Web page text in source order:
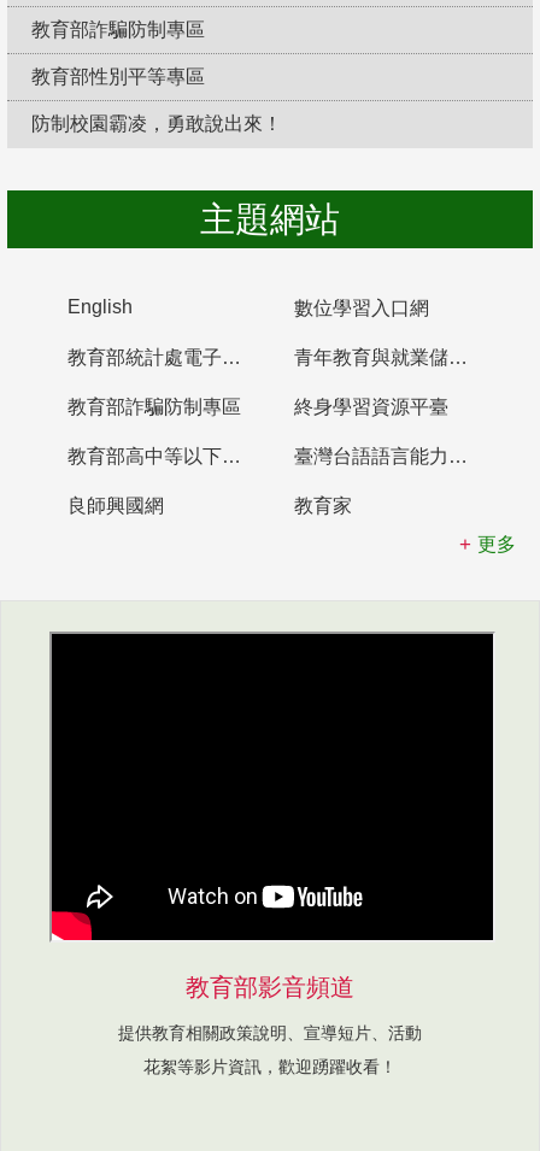
教育部詐騙防制專區
教育部性別平等專區
防制校園霸凌，勇敢說出來！
主題網站
English 數位學習入口網
教育部統計處電子書櫃 青年教育與就業儲蓄帳戶
教育部詐騙防制專區 終身學習資源平臺
教育部高中等以下學校及幼兒園教師資格檢定考試 臺灣台語語言能力認證網站
良師興國網
教育家
更多
教育部影音頻道
提供教育相關政策說明、宣導短片、活動
花絮等影片資訊，歡迎踴躍收看！